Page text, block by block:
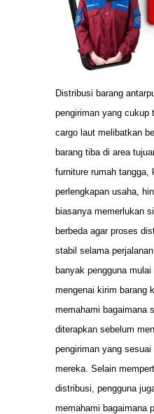
Distribusi barang
pengiriman yang cukup
cargo laut melibatkan
barang tiba di area
furniture rumah tangga,
perlengkapan usaha,
biasanya memerlukan
berbeda agar proses
stabil selama
banyak pengguna
mengenai kirim barang
memahami bagaimana
diterapkan sebelum
pengiriman yang
mereka. Selain
distribusi, pengguna
memahami bagaimana